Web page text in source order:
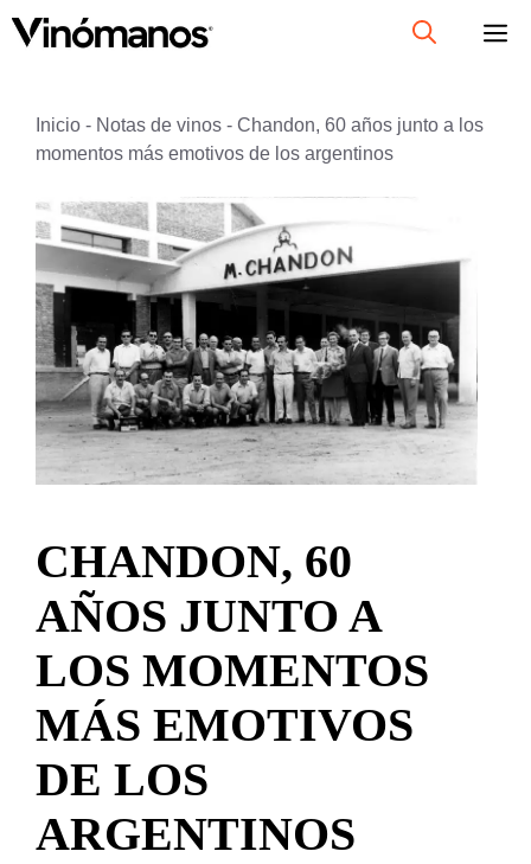
Inicio - Notas de vinos - Chandon, 60 años junto a los
momentos más emotivos de los argentinos
CHANDON, 60
AÑOS JUNTO A
LOS MOMENTOS
MÁS EMOTIVOS
DE LOS
ARGENTINOS